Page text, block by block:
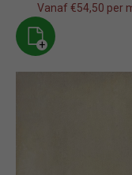
Vanaf €54,50 per
+